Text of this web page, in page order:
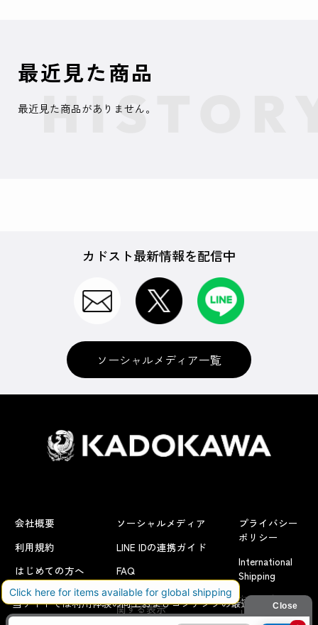
よくあるお問い合わせ
最近見た商品
最近見た商品がありません。
カドスト最新情報を配信中
ソーシャルメディア一覧
会社概要
利用規約
はじめての方へ
ソーシャルメディア
LINE IDの連携ガイド
FAQ
特定商取引法に
関する表示
プライバシー
ポリシー
International
Shipping
お問い合わせ/
リクエスト
当サイトでは利用体験の向上およびコンテンツの最適な提供、ト
ラフィックの分析を目的としてCookieを使用しています。